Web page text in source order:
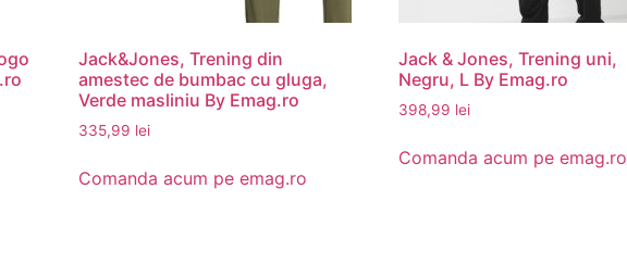
Jack&Jones, Trening din
amestec de bumbac cu gluga,
Verde masliniu By Emag.ro
335,99 lei
Comanda acum pe emag.ro
Jack & Jones, Trening uni,
Negru, L By Emag.ro
398,99 lei
Comanda acum pe emag.ro